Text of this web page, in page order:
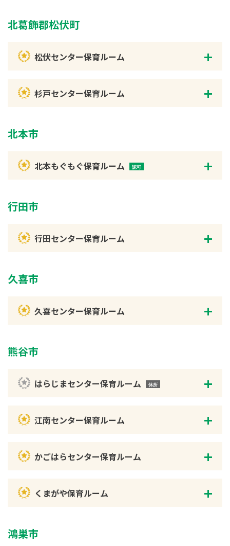
北葛飾郡松伏町
松伏センター保育ルーム
杉戸センター保育ルーム
北本市
北本もぐもぐ保育ルーム
行田市
行田センター保育ルーム
久喜市
久喜センター保育ルーム
熊谷市
はらじまセンター保育ルーム
江南センター保育ルーム
かごはらセンター保育ルーム
くまがや保育ルーム
鴻巣市